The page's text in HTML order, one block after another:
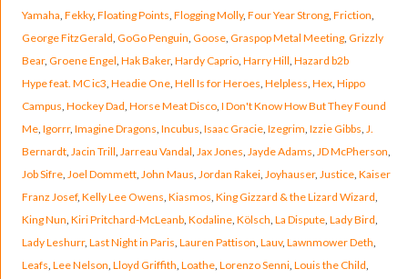
Yamaha Fekky, Floating Points Flogging Molly, Four Year Strong, Friction
George FitzGerald GoGo Penguin Goose, Graspop Metal Meeting, Grizzly
Bear, Groene Engel Hak Baker, Hardy Caprio, Harry Hill Hazard b2b
Hype feat. MC ic3 Headie One, Hell Is for Heroes Helpless Hex, Hippo
Campus Hockey Dad Horse Meat Disco, I Don't Know How But They Found
Me, Igorrr, Imagine Dragons Incubus Isaac Gracie, Izegrim Izzie Gibbs J.
Bernardt, Jacin Trill Jarreau Vandal Jax Jones Jayde Adams JD McPherson
Job Sifre, Joel Dommett, John Maus Jordan Rakei, Joyhauser, Justice, Kaiser
Franz Josef, Kelly Lee Owens Kiasmos King Gizzard & the Lizard Wizard
King Nun Kiri Pritchard-McLeanb, Kodaline, Kölsch La Dispute, Lady Bird
Lady Leshurr, Last Night in Paris Lauren Pattison Lauv, Lawnmower Deth
Leafs Lee Nelson Lloyd Griffith Loathe, Lorenzo Senni, Louis the Child